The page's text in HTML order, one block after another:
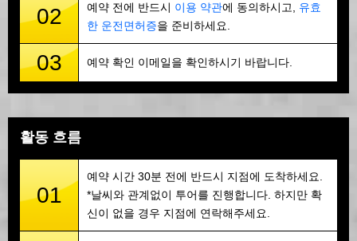
02 예약 전에 반드시 이용 약관에 동의하시고, 유효
한 운전면허증을 준비하세요.
03 예약 확인 이메일을 확인하시기 바랍니다.
활동 흐름
01
예약 시간 30분 전에 반드시 지점에 도착하세요.
*날씨와 관계없이 투어를 진행합니다. 하지만 확
신이 없을 경우 지점에 연락해주세요.